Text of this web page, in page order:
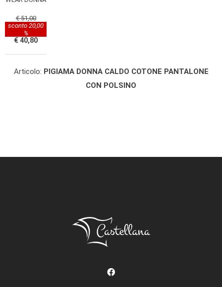
€ 51,00
sconto 20,00
%
€ 40,80
Articolo: PIGIAMA DONNA CALDO COTONE PANTALONE
CON POLSINO